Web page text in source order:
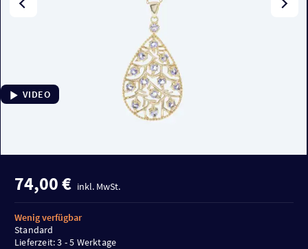
VIDEO
74,00 € inkl. MwSt.
Wenig verfügbar
Standard
Lieferzeit: 3 - 5 Werktage